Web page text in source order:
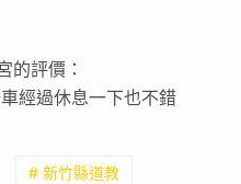
的評價：
經過休息一下也不錯
# 新竹縣道教